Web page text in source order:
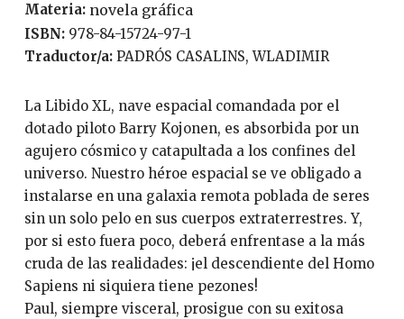
Materia: novela gráfica
ISBN:
978-84-15724-97-1
Traductor/a:
PADRÓS CASALINS, WLADIMIR
La Libido XL, nave espacial comandada por el
dotado piloto Barry Kojonen, es absorbida por un
agujero cósmico y catapultada a los confines del
universo. Nuestro héroe espacial se ve obligado a
instalarse en una galaxia remota poblada de seres
sin un solo pelo en sus cuerpos extraterrestres. Y,
por si esto fuera poco, deberá enfrentase a la más
cruda de las realidades: ¡el descendiente del Homo
Sapiens ni siquiera tiene pezones!
Paul, siempre visceral, prosigue con su exitosa